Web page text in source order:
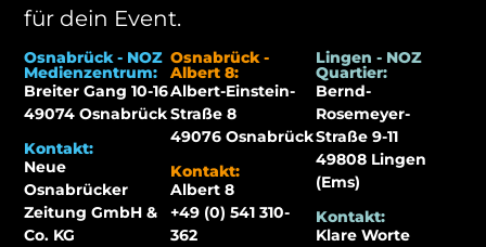
für dein Event.
Osnabrück - NOZ
Medienzentrum:
Breiter Gang 10-16
49074 Osnabrück
Kontakt:
Neue
Osnabrücker
Zeitung GmbH &
Co. KG
Osnabrück -
Albert 8:
Albert-Einstein-
Straße 8
49076 Osnabrück
Kontakt:
Albert 8
+49 (0) 541 310-
362
Lingen - NOZ
Quartier:
Bernd-
Rosemeyer-
Straße 9-11
49808 Lingen
(Ems)
Kontakt:
Klare Worte